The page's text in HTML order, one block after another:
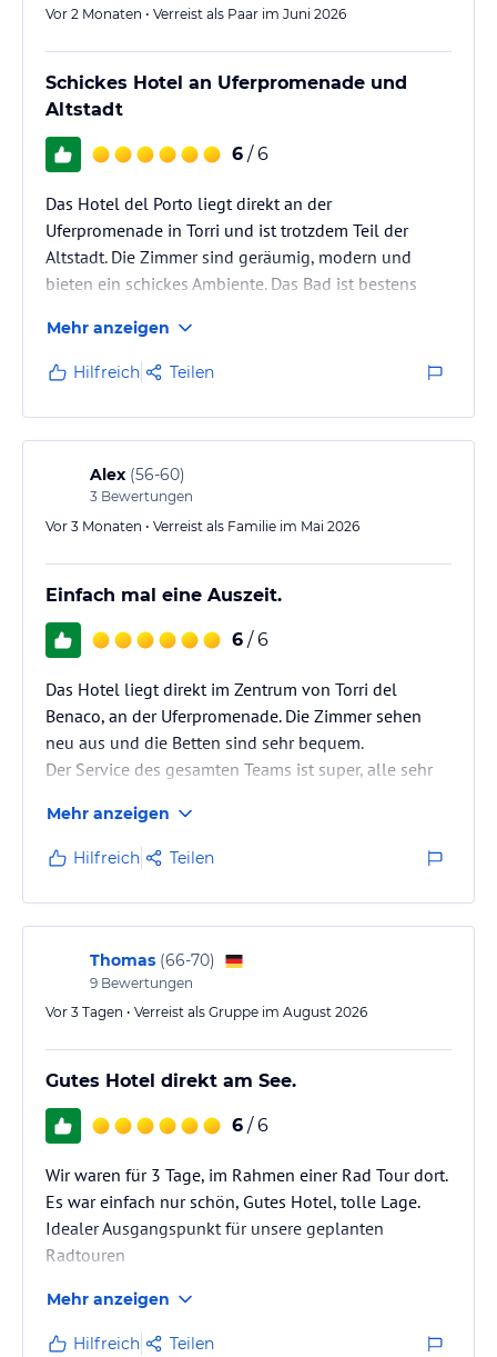
sportliche Aktivitäten wie Wandern, Radfahren und Wassersport.
entspannen Sie sich einfach am Ufer des Gardasees.
Verfasst von HolidayCheck mit Hilfe von KI. Alle
Angaben ohne Gewähr. Bitte lies vor der Buchung die
verbindlichen
Angebotsdetails des jeweiligen Veranstalters.
Vor 2 Monaten • Verreist als Paar im Juni 2026
Schickes Hotel an Uferpromenade und
Altstadt
6 / 6
Das Hotel del Porto liegt direkt an der
Uferpromenade in Torri und ist trotzdem Teil der
Altstadt. Die Zimmer sind geräumig, modern und
bieten ein schickes Ambiente. Das Bad ist bestens
sehr großzügige bodengleiche Dusche, Bidet,
Handtuchtrockner-Heizkörper, Aufsatzwaschbecken.
Wir hatten Zimmer mit seitlichem Seeblick und
großen Balkon. Klimaanlage arbeitet perfekt, Zimmer
lässt sich bei Bedarf durch Vorhang verdunkeln. Es
gibt auch Zimmer mit direktem Serblick .…
Mehr anzeigen
Hilfreich Teilen
Alex (56-60)
3 Bewertungen
Vor 3 Monaten • Verreist als Familie im Mai 2026
Einfach mal eine Auszeit.
6 / 6
Das Hotel liegt direkt im Zentrum von Torri del
Benaco, an der Uferpromenade. Die Zimmer sehen
neu aus und die Betten sind sehr bequem.
Der Service des gesamten Teams ist super, alle sehr
Mehr anzeigen
Hilfreich Teilen
Thomas (66-70)
9 Bewertungen
Vor 3 Tagen • Verreist als Gruppe im August 2026
Gutes Hotel direkt am See.
6 / 6
Wir waren für 3 Tage, im Rahmen einer Rad Tour dort.
Es war einfach nur schön, Gutes Hotel, tolle Lage.
Idealer Ausgangspunkt für unsere geplanten
Radtouren
Mehr anzeigen
Hilfreich Teilen